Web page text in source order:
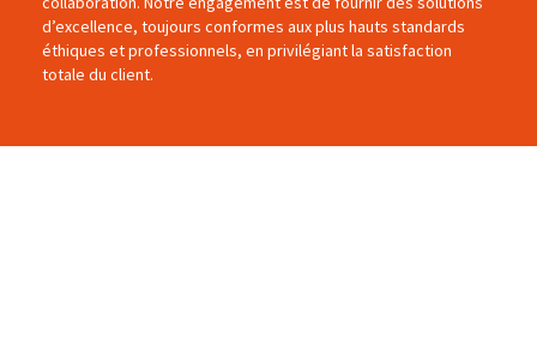
d’excellence, toujours conformes aux plus hauts standards
éthiques et professionnels, en privilégiant la satisfaction
totale du client.